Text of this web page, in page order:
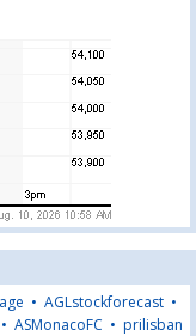
• AGLstockforecast •
• ASMonacoFC • prilisban